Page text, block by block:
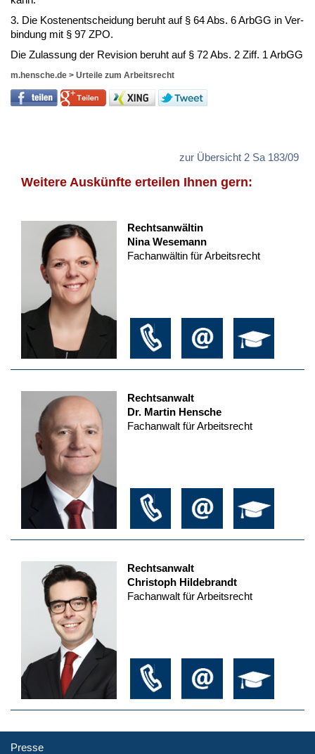
3. Die Kos­ten­ent­schei­dung be­ruht auf § 64 Abs. 6 ArbGG in Ver­
bin­dung mit § 97 ZPO.
Die Zu­las­sung der Re­vi­si­on be­ruht auf § 72 Abs. 2 Ziff. 1 ArbGG
m.hensche.de > Urteile zum Arbeitsrecht
zur Übersicht 2 Sa 183/09
Weitere Auskünfte erteilen Ihnen gern:
Rechtsanwältin
Nina Wesemann
Fachanwältin für Arbeitsrecht
Rechtsanwalt
Dr. Martin Hensche
Fachanwalt für Arbeitsrecht
Rechtsanwalt
Christoph Hildebrandt
Fachanwalt für Arbeitsrecht
Presse